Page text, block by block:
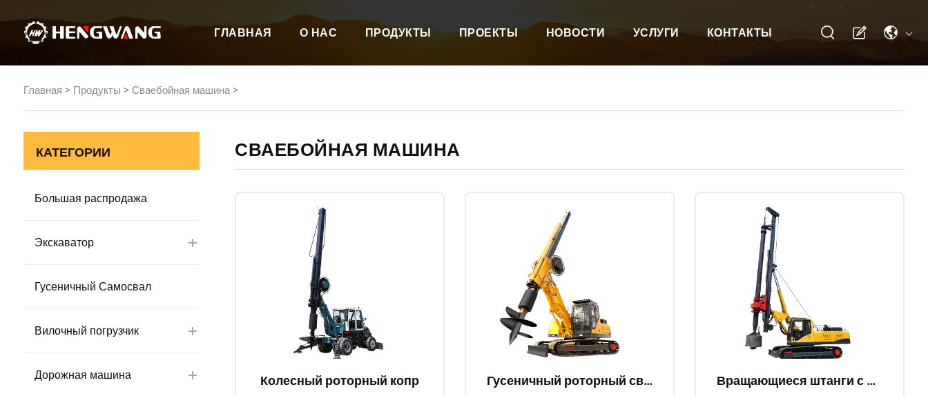
ГЛАВНАЯ О НАС ПРОДУКТЫ ПРОЕКТЫ НОВОСТИ УСЛУГИ КОНТАКТЫ
Главная > Продукты > Сваебойная машина>
КАТЕГОРИИ
Большая распродажа
Экскаватор
Гусеничный Самосвал
Вилочный погрузчик
Дорожная машина
СВАЕБОЙНАЯ МАШИНА
Колесный роторный копр Гусеничный роторный сваебой Вращающиеся штанги с машинным запиранием